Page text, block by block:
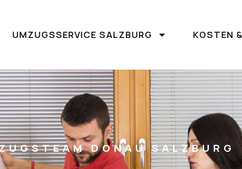
UMZUGSSERVICE SALZBURG KOSTEN
DONAU SALZBURG